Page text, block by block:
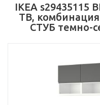
IKEA s29435115
ТВ,
СТУБ темно-